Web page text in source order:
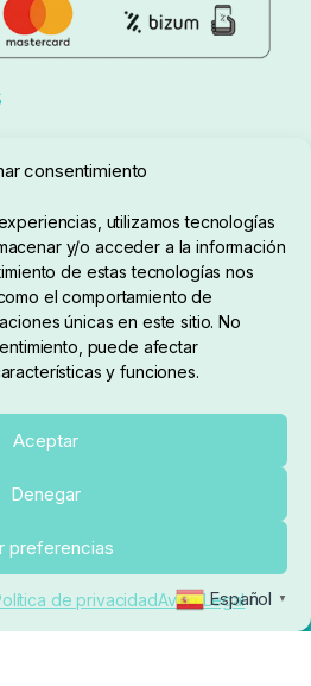
consentimiento
utilizamos tecnologías
y/o acceder a la información
de estas tecnologías nos
el comportamiento de
únicas en este sitio. No
puede afectar
y funciones.
Aceptar
Denegar
preferencias
de privacidadAviso Legal
a 14:00 horas y 17:00 a
36. Local 3. 28702. San
con Kiby ERP
Español ▼